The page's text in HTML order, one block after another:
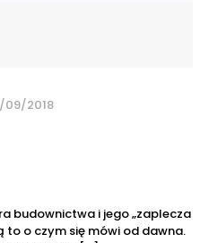
09/2018
budownictwa i jego „zaplecza
o czym się mówi od dawna.